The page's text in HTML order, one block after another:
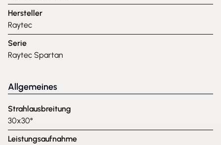
Hersteller
Raytec
Serie
Raytec Spartan
Allgemeines
Strahlausbreitung
30x30°
Leistungsaufnahme